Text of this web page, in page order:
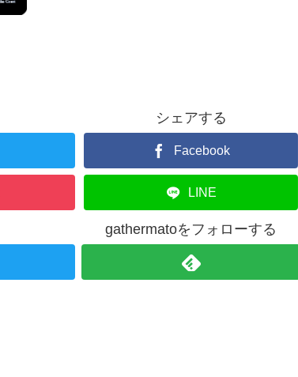
シェアする
Facebook
LINE
gathermatoをフォローする